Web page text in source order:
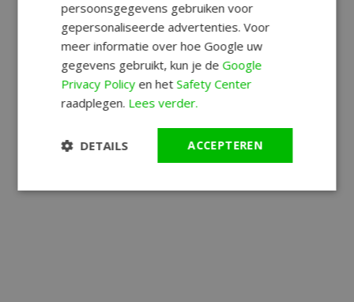
persoonsgegevens gebruiken voor
gepersonaliseerde advertenties. Voor
meer informatie over hoe Google uw
gegevens gebruikt, kun je deGoogle
Privacy Policyen hetSafety Center
raadplegen. Lees verder.
ACCEPTEREN
DETAILS